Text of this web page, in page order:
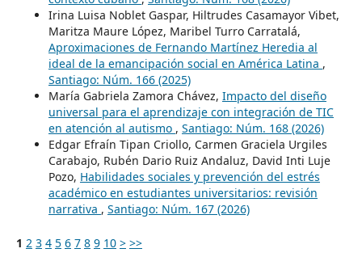
Irina Luisa Noblet Gaspar, Hiltrudes Casamayor Vibet,
Maritza Maure López, Maribel Turro Carratalá,
Aproximaciones de Fernando Martínez Heredia al
ideal de la emancipación social en América Latina ,
Santiago: Núm. 166 (2025)
María Gabriela Zamora Chávez, Impacto del diseño
universal para el aprendizaje con integración de TIC
en atención al autismo , Santiago: Núm. 168 (2026)
Edgar Efraín Tipan Criollo, Carmen Graciela Urgiles
Carabajo, Rubén Dario Ruiz Andaluz, David Inti Luje
Pozo, Habilidades sociales y prevención del estrés
académico en estudiantes universitarios: revisión
narrativa , Santiago: Núm. 167 (2026)
1 2 3 4 5 6 7 8 9 10 > >>